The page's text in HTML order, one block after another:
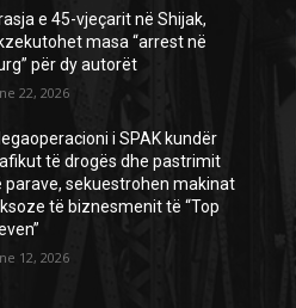
e 45-vjeçarit në Shijak,
masa “arrest në
për dy autorët
22, 2026
i SPAK kundër
të drogës dhe pastrimit
parave, sekuestrohen makinat
të biznesmenit të “Top
12, 2026